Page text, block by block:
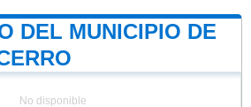
DEL MUNICIPIO DE
No disponible